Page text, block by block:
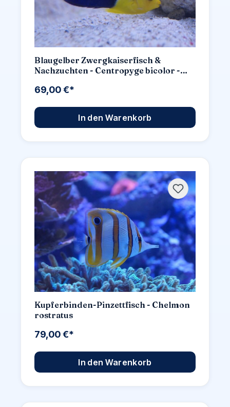
Blaugelber Zwergkaiserfisch &
Nachzuchten - Centropyge bicolor -
69,00 €*
In den Warenkorb
Kupferbinden-Pinzettfisch - Chelmon
rostratus
79,00 €*
In den Warenkorb